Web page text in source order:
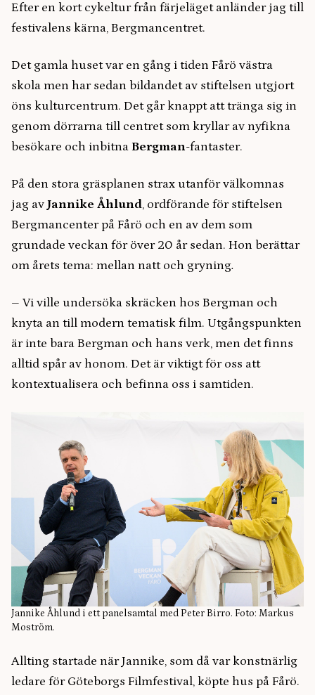
Efter en kort cykeltur från färjeläget anländer jag till
festivalens kärna, Bergmancentret.
Det gamla huset var en gång i tiden Fårö västra
skola men har sedan bildandet av stiftelsen utgjort
öns kulturcentrum. Det går knappt att tränga sig in
genom dörrarna till centret som kryllar av nyfikna
besökare och inbitna Bergman-fantaster.
På den stora gräsplanen strax utanför välkomnas
jag av Jannike Åhlund, ordförande för stiftelsen
Bergmancenter på Fårö och en av dem som
grundade veckan för över 20 år sedan. Hon berättar
om årets tema: mellan natt och gryning.
– Vi ville undersöka skräcken hos Bergman och
knyta an till modern tematisk film. Utgångspunkten
är inte bara Bergman och hans verk, men det finns
alltid spår av honom. Det är viktigt för oss att
kontextualisera och befinna oss i samtiden.
Jannike Åhlund i ett panelsamtal med Peter Birro. Foto: Markus
Moström.
Allting startade när Jannike, som då var konstnärlig
ledare för Göteborgs Filmfestival, köpte hus på Fårö.